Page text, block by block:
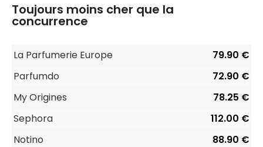
Toujours moins cher que la
concurrence
La Parfumerie Europe
79.90 €
Parfumdo
72.90 €
My Origines
78.25 €
Sephora
112.00 €
Notino
88.90 €